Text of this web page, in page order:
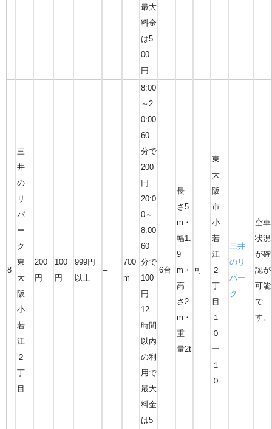
最大
料金
は5
00
円
8
三
井
の
リ
パ
ー
ク
東
大
阪
小
若
江
２
丁
目
200
円
100
円
999円
以上
–
700
m
8:00
～2
0:00
60
分で
200
円
20:0
0～
8:00
60
分で
100
円
12
時間
以内
の利
用で
最大
料金
は5
6台
長
さ5
m・
幅1.
9
m・
高
さ2
m・
重
量2t
可
東
大
阪
市
小
若
江
２
丁
目
１
０
ー
１
０
三井
のリ
パー
ク
空車
状況
が確
認が
可能
で
す。